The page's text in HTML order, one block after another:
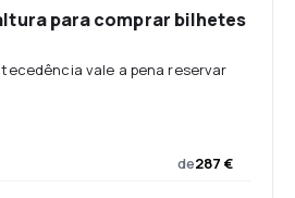
para comprar bilhetes
vale a pena reservar
de287 €